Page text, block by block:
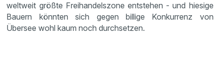
weltweit größte Freihandelszone entstehen - und hiesige
Bauern könnten sich gegen billige Konkurrenz von
Übersee wohl kaum noch durchsetzen.